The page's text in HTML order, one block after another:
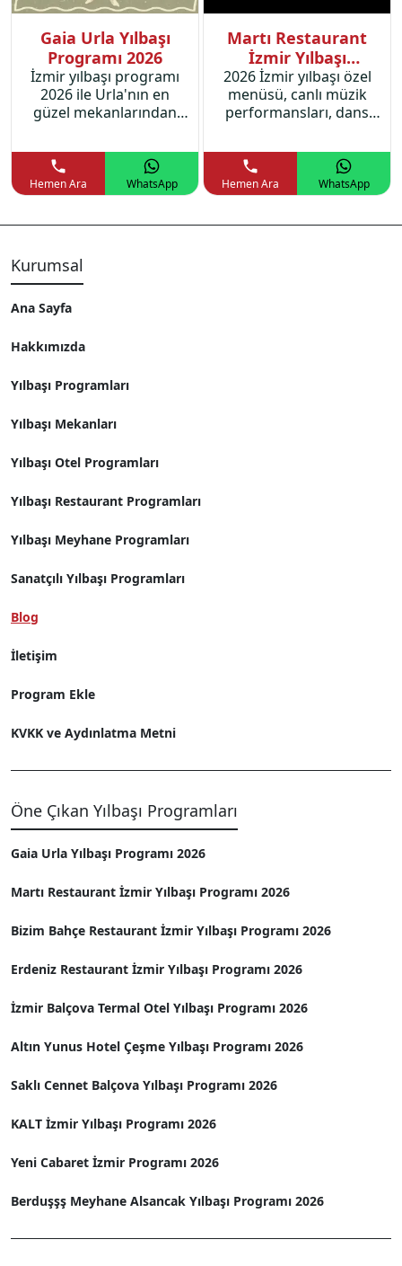
Gaia Urla Yılbaşı
Programı 2026
İzmir yılbaşı programı
2026 ile Urla'nın en
güzel mekanlarından
menüsü ve muhteşem
bir yılbaşı partisi sizi
bekliyor.
Hemen Ara WhatsApp
Martı Restaurant
İzmir Yılbaşı
Programı 2026
2026 İzmir yılbaşı özel
menüsü, canlı müzik
performansları, dans
İnciraltı Martı
Restaurant'ta
unutulmaz bir program
sizleri bekliyor.
Hemen Ara WhatsApp
Kurumsal
Ana Sayfa
Hakkımızda
Yılbaşı Programları
Yılbaşı Mekanları
Yılbaşı Otel Programları
Yılbaşı Restaurant Programları
Yılbaşı Meyhane Programları
Sanatçılı Yılbaşı Programları
Blog
İletişim
Program Ekle
KVKK ve Aydınlatma Metni
Öne Çıkan Yılbaşı Programları
Gaia Urla Yılbaşı Programı 2026
Martı Restaurant İzmir Yılbaşı Programı 2026
Bizim Bahçe Restaurant İzmir Yılbaşı Programı 2026
Erdeniz Restaurant İzmir Yılbaşı Programı 2026
İzmir Balçova Termal Otel Yılbaşı Programı 2026
Altın Yunus Hotel Çeşme Yılbaşı Programı 2026
Saklı Cennet Balçova Yılbaşı Programı 2026
KALT İzmir Yılbaşı Programı 2026
Yeni Cabaret İzmir Programı 2026
Berduşşş Meyhane Alsancak Yılbaşı Programı 2026